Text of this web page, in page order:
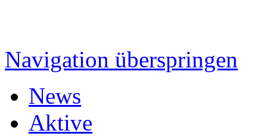
Navigation überspringen
News
Aktive